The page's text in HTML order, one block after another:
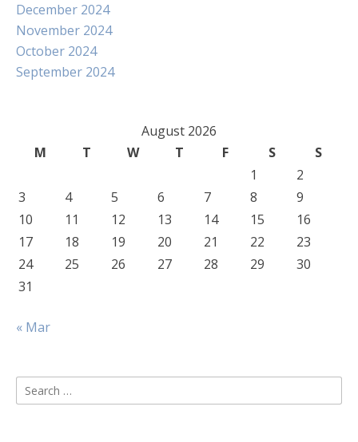
December 2024
November 2024
October 2024
September 2024
August 2026
M
T W T F S
S
1
2
3
4 5 6 7 8
9
10
11 12 13 14 15
16
17
18 19 20 21 22
23
24
25 26 27 28 29
30
31
« Mar
Search
for: